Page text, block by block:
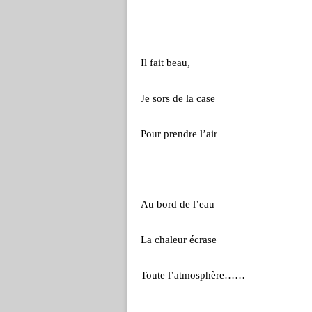
Il fait beau,
Je sors de la case
Pour prendre l’air
Au bord de l’eau
La chaleur écrase
Toute l’atmosphère……